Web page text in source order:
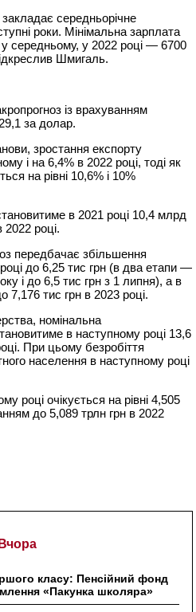
Вчора
класу: Пенсійний фонд
«Пакунка школяра»
середньорічне
роки. Мінімальна зарплата
у середньому, у 2022 році — 6700
Шмигаль.
із врахуванням
за долар.
зростання експорту
і на 6,4% в 2022 році, тоді як
на рівні 10,6% і 10%
в 2021 році 10,4 млрд
2022 році.
передбачає збільшення
до 6,25 тис грн (в два етапи —
і до 6,5 тис грн з 1 липня), а в
7,176 тис грн в 2023 році.
номінальна
в наступному році 13,6
При цьому безробіття
населення в наступному році
році очікується на рівні 4,505
до 5,089 трлн грн в 2022